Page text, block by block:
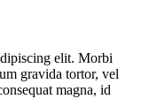
elit. Morbi
gravida tortor, vel
magna, id